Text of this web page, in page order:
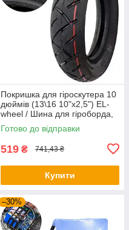
Покришка для гіроскутера 10
дюймів (13\16 10"х2,5") EL-
wheel / Шина для гіроборда,
гіроскутера
Готово до відправки
519 ₴ 741,43 ₴
Купити
–30%